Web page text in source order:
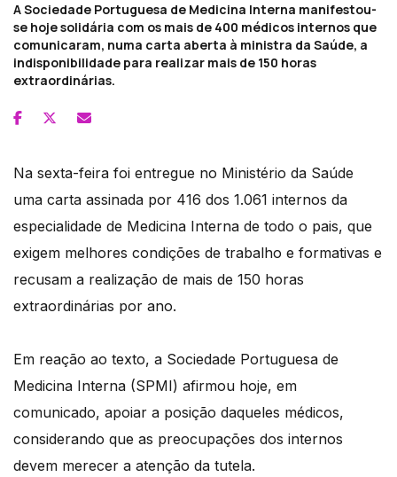
A Sociedade Portuguesa de Medicina Interna manifestou-
se hoje solidária com os mais de 400 médicos internos que
comunicaram, numa carta aberta à ministra da Saúde, a
indisponibilidade para realizar mais de 150 horas
extraordinárias.
Na sexta-feira foi entregue no Ministério da Saúde
uma carta assinada por 416 dos 1.061 internos da
especialidade de Medicina Interna de todo o pais, que
exigem melhores condições de trabalho e formativas e
recusam a realização de mais de 150 horas
extraordinárias por ano.
Em reação ao texto, a Sociedade Portuguesa de
Medicina Interna (SPMI) afirmou hoje, em
comunicado, apoiar a posição daqueles médicos,
considerando que as preocupações dos internos
devem merecer a atenção da tutela.